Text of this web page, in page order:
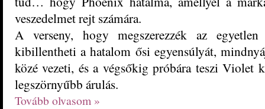
veszedelmet rejt számára.
A verseny, hogy megszerezzék az
kibillentheti a hatalom ősi egyensúlyát,
közé vezeti, és a végsőkig próbára teszi Violet
legszörnyűbb árulás.
Tovább olvasom »